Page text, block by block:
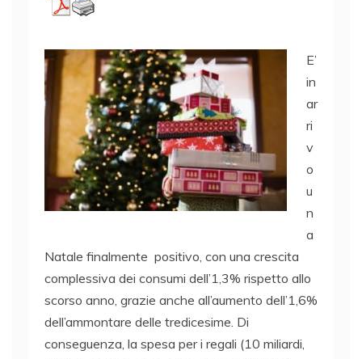
E’
in
ar
ri
v
o
u
n
a
Natale finalmente positivo, con una crescita
complessiva dei consumi dell’1,3% rispetto allo
scorso anno, grazie anche all’aumento dell’1,6%
dell’ammontare delle tredicesime. Di
conseguenza, la spesa per i regali (10 miliardi,